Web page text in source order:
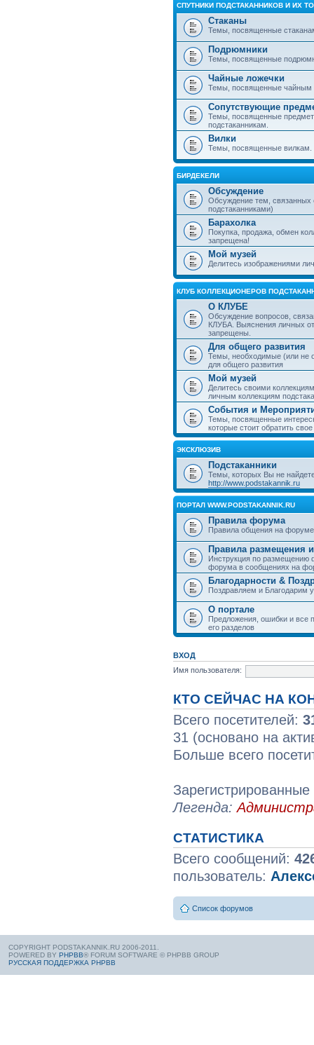
СПУТНИКИ ПОДСТАКАННИКОВ И ИХ
Стаканы
Темы, посвященные
Подрюмники
Темы, посвященные
Чайные ложечки
Темы, посвященные чайным
Сопутствующие
Темы, посвященные
подстаканникам.
Вилки
Темы, посвященные вилкам.
БИРДЕКЕЛИ
Обсуждение
Обсуждение тем,
подстаканниками)
Барахолка
Покупка, продажа, обмен
запрещена!
Мой музей
Делитесь изображениями
КЛУБ КОЛЛЕКЦИОНЕРОВ
О КЛУБЕ
Обсуждение вопросов,
КЛУБА. Выяснения личных
запрещены.
Для общего развития
Темы, необходимые (или не
для общего развития
Мой музей
Делитесь своими
личным коллекциям
События и
Темы, посвященные
которые стоит обратить
ЭКСКЛЮЗИВ
Подстаканники
Темы, которых Вы не
http://www.podstakannik.ru
ПОРТАЛ WWW.PODSTAKANNIK.RU
Правила форума
Правила общения на форуме
Правила размещения
Инструкция по размещению
форума в сообщениях на
Благодарности &
Поздравляем и Благодарим
О портале
Предложения, ошибки и все
его разделов
ВХОД
Имя пользователя:
КТО СЕЙЧАС НА
Всего посетителей:
31 (основано на
Больше всего
Легенда:
СТАТИСТИКА
Всего сообщений:
пользователь:
Список форумов
COPYRIGHT PODSTAKANNIK.RU 2006-2011.
POWERED BY PHPBB® FORUM SOFTWARE © PHPBB GROUP
РУССКАЯ ПОДДЕРЖКА PHPBB